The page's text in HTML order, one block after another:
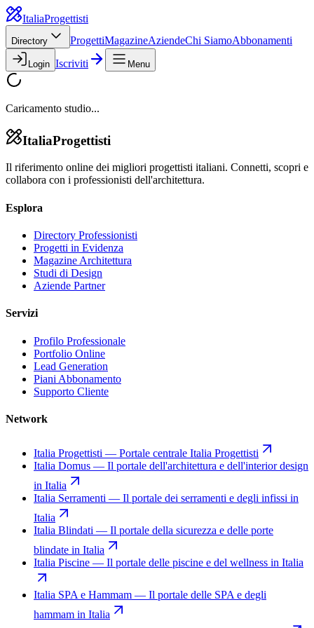
ItaliaProgettisti
Directory ProgettiMagazineAziendeChi SiamoAbbonamenti
Login Iscriviti Menu
Caricamento studio...
ItaliaProgettisti
Il riferimento online dei migliori progettisti italiani. Connetti, scopri e
collabora con i professionisti dell'architettura.
Esplora
Directory Professionisti
Progetti in Evidenza
Magazine Architettura
Studi di Design
Aziende Partner
Servizi
Profilo Professionale
Portfolio Online
Lead Generation
Piani Abbonamento
Supporto Cliente
Network
Italia Progettisti — Portale centrale Italia Progettisti
Italia Domus — Il portale dell'architettura e dell'interior design
in Italia
Italia Serramenti — Il portale dei serramenti e degli infissi in
Italia
Italia Blindati — Il portale della sicurezza e delle porte
blindate in Italia
Italia Piscine — Il portale delle piscine e del wellness in Italia
Italia SPA e Hammam — Il portale delle SPA e degli
hammam in Italia